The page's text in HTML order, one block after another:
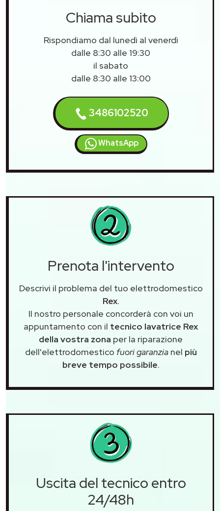
Chiama subito
Rispondiamo dal lunedì al venerdì
dalle 8:30 alle 19:30
il sabato
dalle 8:30 alle 13:00
3486102520
WhatsApp
Prenota l'intervento
Descrivi il problema del tuo elettrodomestico
Rex.
Il nostro personale concorderà con voi un
appuntamento con il tecnico lavatrice Rex
della vostra zona per la riparazione
dell'elettrodomestico fuori garanzianel più
breve tempo possibile.
Uscita del tecnico entro
24/48h